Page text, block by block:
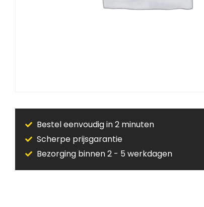
Bestel eenvoudig in 2 minuten
Scherpe prijsgarantie
Bezorging binnen 2 - 5 werkdagen